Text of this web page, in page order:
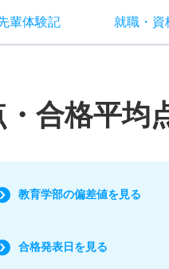
輩体験記 就職・ 資
合格平均
教育学部の偏差値を見る
合格発表日を見る